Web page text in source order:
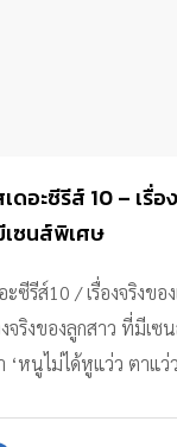
ดอะซีรีส์ 10 – เรื่อ
ซนส์พิเศษ
ะซีรีส์10 / เรื่องจริงข
จริงของลูกสาว ที่มีเซ
‘หนูไม่ได้หูแว่ว ตาแ